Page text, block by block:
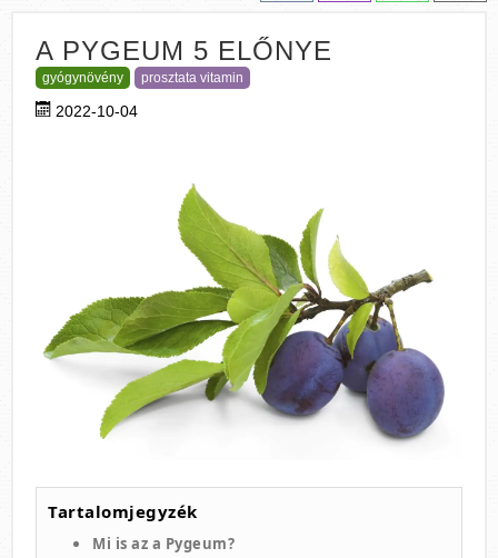
A PYGEUM 5 ELŐNYE
gyógynövény prosztata vitamin
2022-10-04
Tartalomjegyzék
Mi is az a Pygeum?